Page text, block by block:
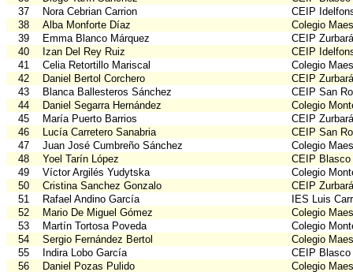
37
Nora Cebrian Carrion
CEIP
38
Alba Monforte Díaz
Colegio
39
Emma Blanco Márquez
CEIP
40
Izan Del Rey Ruiz
CEIP
41
Celia Retortillo Mariscal
Colegio
42
Daniel Bertol Corchero
CEIP
43
Blanca Ballesteros Sánchez
CEIP San
44
Daniel Segarra Hernández
Colegio
45
María Puerto Barrios
CEIP
46
Lucía Carretero Sanabria
CEIP San
47
Juan José Cumbreño Sánchez
Colegio
48
Yoel Tarín López
CEIP Blasco
49
Víctor Argilés Yudytska
Colegio
50
Cristina Sanchez Gonzalo
CEIP
51
Rafael Andino García
IES Luis
52
Mario De Miguel Gómez
Colegio
53
Martín Tortosa Poveda
Colegio
54
Sergio Fernández Bertol
Colegio
55
Indira Lobo García
CEIP Blasco
56
Daniel Pozas Pulido
Colegio